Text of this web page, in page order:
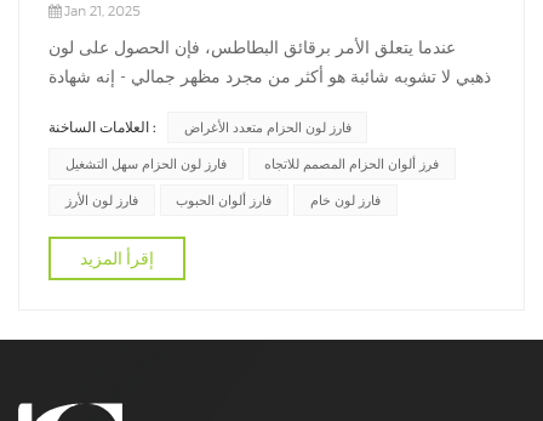
Jan 21, 2025
عندما يتعلق الأمر برقائق البطاطس، فإن الحصول على لون
ذهبي لا تشوبه شائبة هو أكثر من مجرد مظهر جمالي - إنه شهادة
المتقدمة، وخاصة الثورية فاصل لون الحزام. لقد غيرت هذه الأداة
المتطورة طريقة إنتاج رقائق البطاطس، مما يضمن مستوى لا
مثيل له من...
العلامات الساخنة : فارز لون الحزام متعدد الأغراض
فارز لون الحزام سهل التشغيل فرز ألوان الحزام المصمم للاتجاه
فارز لون الأرز فارز ألوان الحبوب فارز لون خام
إقرأ المزيد